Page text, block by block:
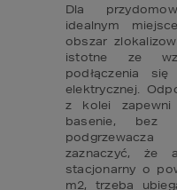
Dla
idealnym
obszar
istotne ze
podłączenia
elektrycznej.
z kolei zapewni
basenie, bez
zaznaczyć, że
stacjonarny o
m2, trzeba